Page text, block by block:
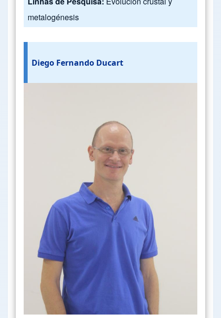
metalogénesis
Diego Fernando Ducart